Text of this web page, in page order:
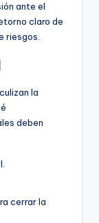
ante el
claro de
riesgos.
la
deben
cerrar la